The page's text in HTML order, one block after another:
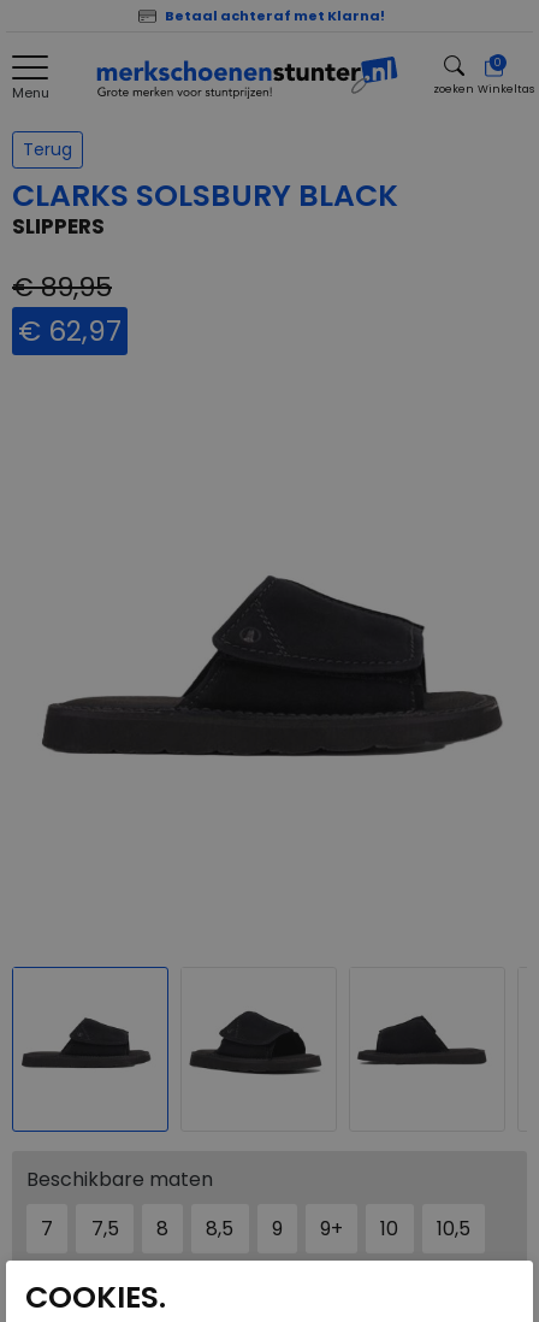
Betaal achteraf met Klarna!
Menu zoeken
0
Winkeltas
Terug
CLARKS SOLSBURY BLACK
SLIPPERS
€ 89,95
€ 62,97
Beschikbare maten
7
7,5 8 8,5 9 9+ 10 10,5
Welke maat moet ik kiezen?
COOKIES.